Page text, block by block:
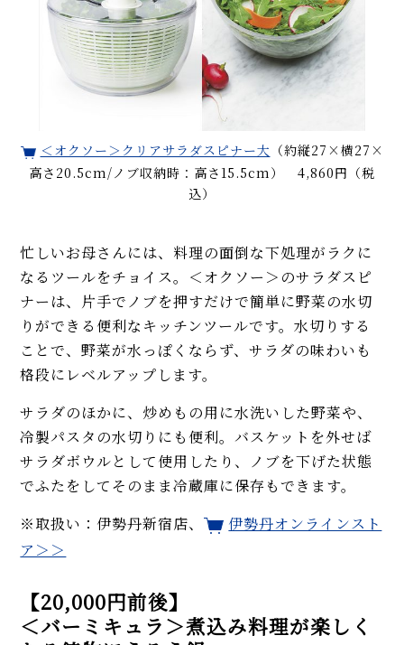
＜オクソー＞クリアサラダスピナー大 （約縦27×横27×
高さ20.5cm/ノブ収納時：高さ15.5cm） 4,860円（税
込）
忙しいお母さんには、料理の面倒な下処理がラクに
なるツールをチョイス。＜オクソー＞のサラダスピ
ナーは、片手でノブを押すだけで簡単に野菜の水切
りができる便利なキッチンツールです。水切りする
ことで、野菜が水っぽくならず、サラダの味わいも
格段にレベルアップします。
サラダのほかに、炒めもの用に水洗いした野菜や、
冷製パスタの水切りにも便利。バスケットを外せば
サラダボウルとして使用したり、ノブを下げた状態
でふたをしてそのまま冷蔵庫に保存もできます。
※取扱い：伊勢丹新宿店、
伊勢丹オンラインスト
ア＞＞
【20,000円前後】
＜バーミキュラ＞煮込み料理が楽しく